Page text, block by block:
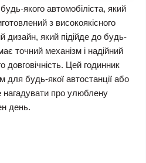
якого автомобіліста, який
з високоякісного
дизайн, який підійде до будь-
точний механізм і надійний
довговічність. Цей годинник
будь-якої автостанції або
нагадувати про улюблену
день.